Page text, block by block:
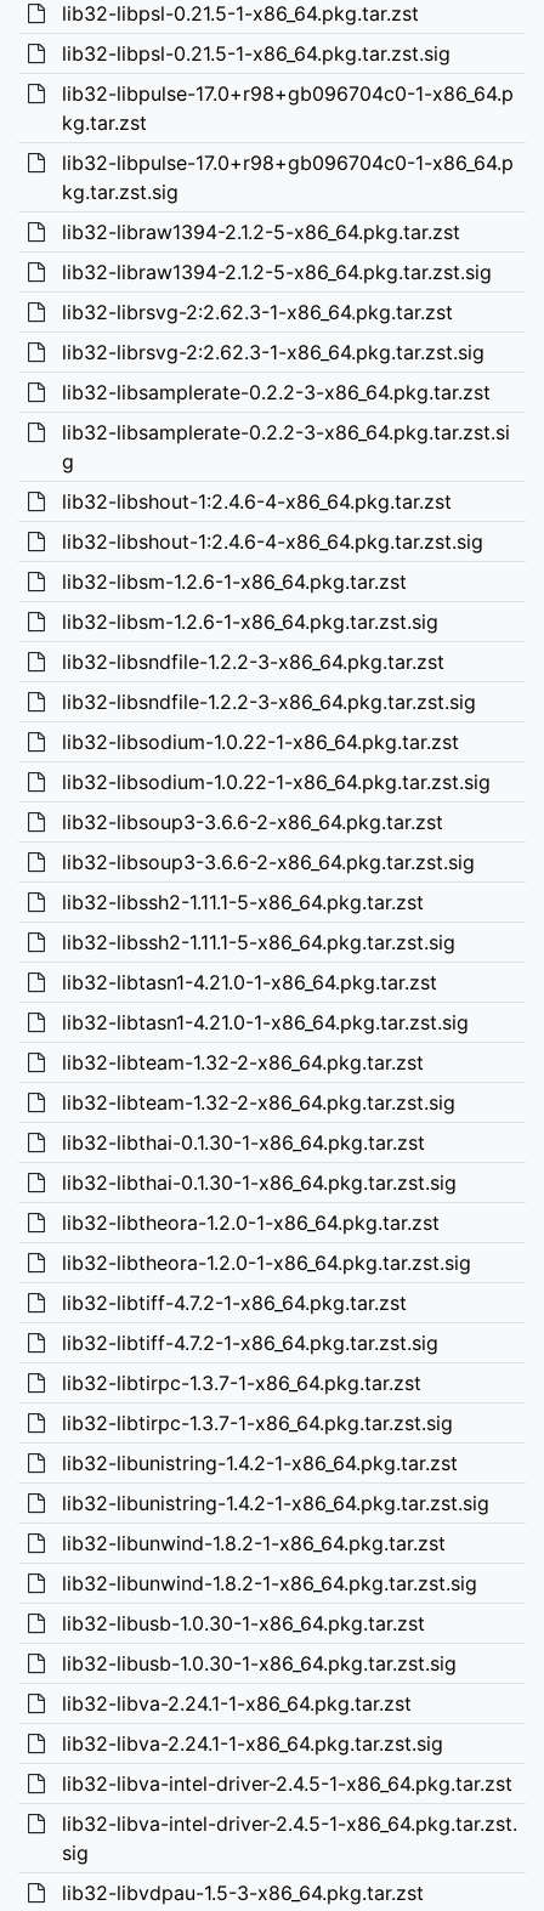
lib32-libpsl-0.21.5-1-x86_64.pkg.tar.zst
lib32-libpsl-0.21.5-1-x86_64.pkg.tar.zst.sig
lib32-libpulse-17.0+r98+gb096704c0-1-x86_64.p
kg.tar.zst
lib32-libpulse-17.0+r98+gb096704c0-1-x86_64.p
kg.tar.zst.sig
lib32-libraw1394-2.1.2-5-x86_64.pkg.tar.zst
lib32-libraw1394-2.1.2-5-x86_64.pkg.tar.zst.sig
lib32-librsvg-2:2.62.3-1-x86_64.pkg.tar.zst
lib32-librsvg-2:2.62.3-1-x86_64.pkg.tar.zst.sig
lib32-libsamplerate-0.2.2-3-x86_64.pkg.tar.zst
lib32-libsamplerate-0.2.2-3-x86_64.pkg.tar.zst.si
g
lib32-libshout-1:2.4.6-4-x86_64.pkg.tar.zst
lib32-libshout-1:2.4.6-4-x86_64.pkg.tar.zst.sig
lib32-libsm-1.2.6-1-x86_64.pkg.tar.zst
lib32-libsm-1.2.6-1-x86_64.pkg.tar.zst.sig
lib32-libsndfile-1.2.2-3-x86_64.pkg.tar.zst
lib32-libsndfile-1.2.2-3-x86_64.pkg.tar.zst.sig
lib32-libsodium-1.0.22-1-x86_64.pkg.tar.zst
lib32-libsodium-1.0.22-1-x86_64.pkg.tar.zst.sig
lib32-libsoup3-3.6.6-2-x86_64.pkg.tar.zst
lib32-libsoup3-3.6.6-2-x86_64.pkg.tar.zst.sig
lib32-libssh2-1.11.1-5-x86_64.pkg.tar.zst
lib32-libssh2-1.11.1-5-x86_64.pkg.tar.zst.sig
lib32-libtasn1-4.21.0-1-x86_64.pkg.tar.zst
lib32-libtasn1-4.21.0-1-x86_64.pkg.tar.zst.sig
lib32-libteam-1.32-2-x86_64.pkg.tar.zst
lib32-libteam-1.32-2-x86_64.pkg.tar.zst.sig
lib32-libthai-0.1.30-1-x86_64.pkg.tar.zst
lib32-libthai-0.1.30-1-x86_64.pkg.tar.zst.sig
lib32-libtheora-1.2.0-1-x86_64.pkg.tar.zst
lib32-libtheora-1.2.0-1-x86_64.pkg.tar.zst.sig
lib32-libtiff-4.7.2-1-x86_64.pkg.tar.zst
lib32-libtiff-4.7.2-1-x86_64.pkg.tar.zst.sig
lib32-libtirpc-1.3.7-1-x86_64.pkg.tar.zst
lib32-libtirpc-1.3.7-1-x86_64.pkg.tar.zst.sig
lib32-libunistring-1.4.2-1-x86_64.pkg.tar.zst
lib32-libunistring-1.4.2-1-x86_64.pkg.tar.zst.sig
lib32-libunwind-1.8.2-1-x86_64.pkg.tar.zst
lib32-libunwind-1.8.2-1-x86_64.pkg.tar.zst.sig
lib32-libusb-1.0.30-1-x86_64.pkg.tar.zst
lib32-libusb-1.0.30-1-x86_64.pkg.tar.zst.sig
lib32-libva-2.24.1-1-x86_64.pkg.tar.zst
lib32-libva-2.24.1-1-x86_64.pkg.tar.zst.sig
lib32-libva-intel-driver-2.4.5-1-x86_64.pkg.tar.zst
lib32-libva-intel-driver-2.4.5-1-x86_64.pkg.tar.zst.
sig
lib32-libvdpau-1.5-3-x86_64.pkg.tar.zst